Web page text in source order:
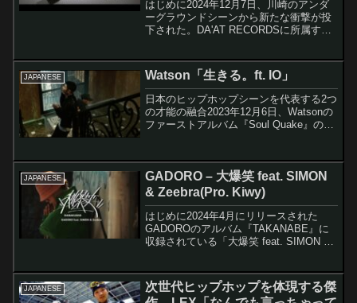
はじめに2024年12月7日、川崎のアンダ
ーグラウンドシーンから新たな衝撃が投
下された。DA'AT RECORDSに所属する
JAPANESE Watson「生きる。ft. IO」
日本のヒップホップシーンを代表する2つ
の才能の融合2023年12月6日、Watsonの
ファーストアルバム『Soul Quake』の7
Watsonと日本のヒップホッ...
JAPANESE
GADORO – 大爆笑 feat. SIMON
& Zeebra(Pro. Kiwy)
はじめに2024年4月にリリースされた
GADOROのアルバム『TAKANABE』に
収録されている「大爆笑 feat. SIMON &
楽曲として注目を集めています...
JAPANESE
次世代ヒップホップを体現する傑